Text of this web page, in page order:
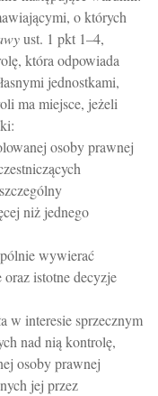
o których
ust. 1 pkt 1–4,
która odpowiada
jednostkami,
ma miejsce, jeżeli
osoby prawnej
niż jednego
wywierać
istotne decyzje
w interesie sprzecznym
nad nią kontrolę,
osoby prawnej
jej przez